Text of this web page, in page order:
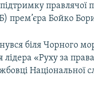
підтримку
прем’єра Бойко
біля Чорного
лідера «Руху за
Національної